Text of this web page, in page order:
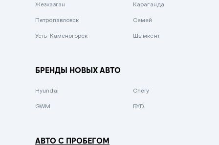
Зеленый металлик
Жезказган Караганда
Петропавловск Семей
Усть-Каменогорск Шымкент
БРЕНДЫ НОВЫХ АВТО
Hyundai Chery
GWM BYD
АВТО С ПРОБЕГОМ